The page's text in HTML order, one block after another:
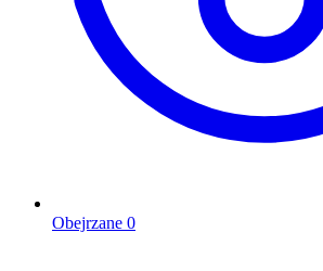
Obejrzane 0